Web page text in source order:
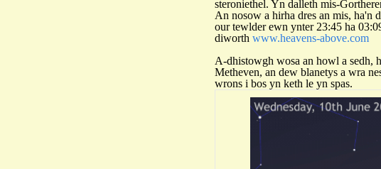
steroniethel. Yn dalleth mis-
An nosow a hirha dres an mis, ha'n
our tewlder ewn ynter 23:45 ha
diworth www.heavens-above.com
A-dhistowgh wosa an howl a sedh,
Metheven, an dew blanetys a wra
wrons i bos yn keth le yn spas.